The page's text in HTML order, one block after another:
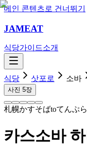
메인 콘텐츠로 건너뛰기
JAMEAT
식당가이드소개
식당 삿포로 소바
사진 5장
札幌かすそばtoてんぷ
카스소바